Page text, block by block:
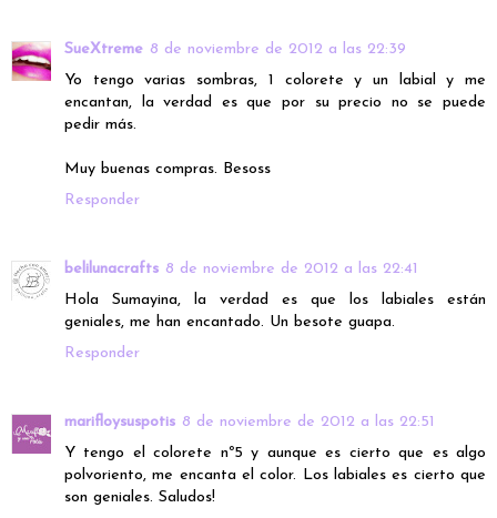
SueXtreme 8 de noviembre de 2012 a las 22:39
Yo tengo varias sombras, 1 colorete y un labial y me
encantan, la verdad es que por su precio no se puede
pedir más.
Muy buenas compras. Besoss
Responder
belilunacrafts 8 de noviembre de 2012 a las 22:41
Hola Sumayina, la verdad es que los labiales están
geniales, me han encantado. Un besote guapa.
Responder
marifloysuspotis 8 de noviembre de 2012 a las 22:51
Y tengo el colorete nº5 y aunque es cierto que es algo
polvoriento, me encanta el color. Los labiales es cierto que
son geniales. Saludos!